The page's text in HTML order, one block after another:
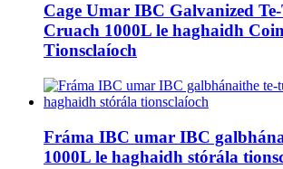
Cage Umar IBC Galvanized
Cruach 1000L le haghaidh
Tionsclaíoch
Fráma IBC umar IBC
1000L le haghaidh stórála